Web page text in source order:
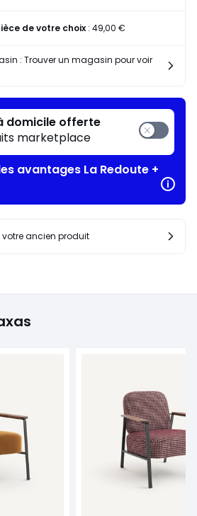
de votre choix: 49,00 €
: Trouver un magasin pour voir
domicile offerte
marketplace
avantages La Redoute +
votre ancien produit